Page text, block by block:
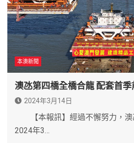
本澳新聞
澳氹第四橋全橋合龍 配套首
2024年3月14日
【本報訊】經過不懈努力，澳
2024年3…